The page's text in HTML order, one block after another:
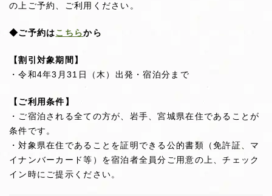
の上ご予約、ご利用ください。
◆ご予約はこちらから
【割引対象期間】
・令和4年3月31日（木）出発・宿泊分まで
【ご利用条件】
・ご宿泊される全ての方が、岩手、宮城県在住であることが
条件です。
・対象県在住であることを証明できる公的書類（免許証、マ
イナンバーカード等）を宿泊者全員分ご用意の上、チェック
イン時にご提示ください。